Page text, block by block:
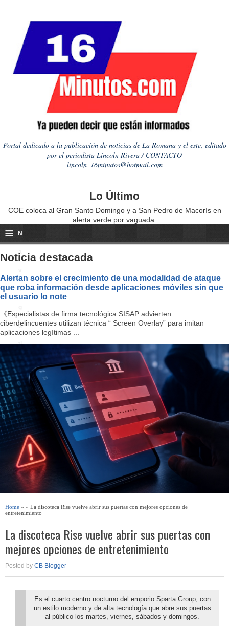
Portal dedicado a la publicación de noticias de La Romana y el este, editado
por el periodista Lincoln Rivera / CONTACTO
lincoln_16minutos@hotmail.com
Lo Último
COE coloca al Gran Santo Domingo y a San Pedro de Macorís en
alerta verde por vaguada.
≡ N
a
i
a
ti
o
n
Noticia destacada
Alertan sobre el crecimiento de una modalidad de ataque
que roba información desde aplicaciones móviles sin que
el usuario lo note
《Especialistas de firma tecnológica SISAP advierten
ciberdelincuentes utilizan técnica “ Screen Overlay” para imitan
aplicaciones legítimas ...
Home » » La discoteca Rise vuelve abrir sus puertas con mejores opciones de
entretenimiento
La discoteca Rise vuelve abrir sus puertas con
mejores opciones de entretenimiento
Posted by CB Blogger
Es el cuarto centro nocturno del emporio Sparta Group, con
un estilo moderno y de alta tecnología que abre sus puertas
al público los martes, viernes, sábados y domingos.